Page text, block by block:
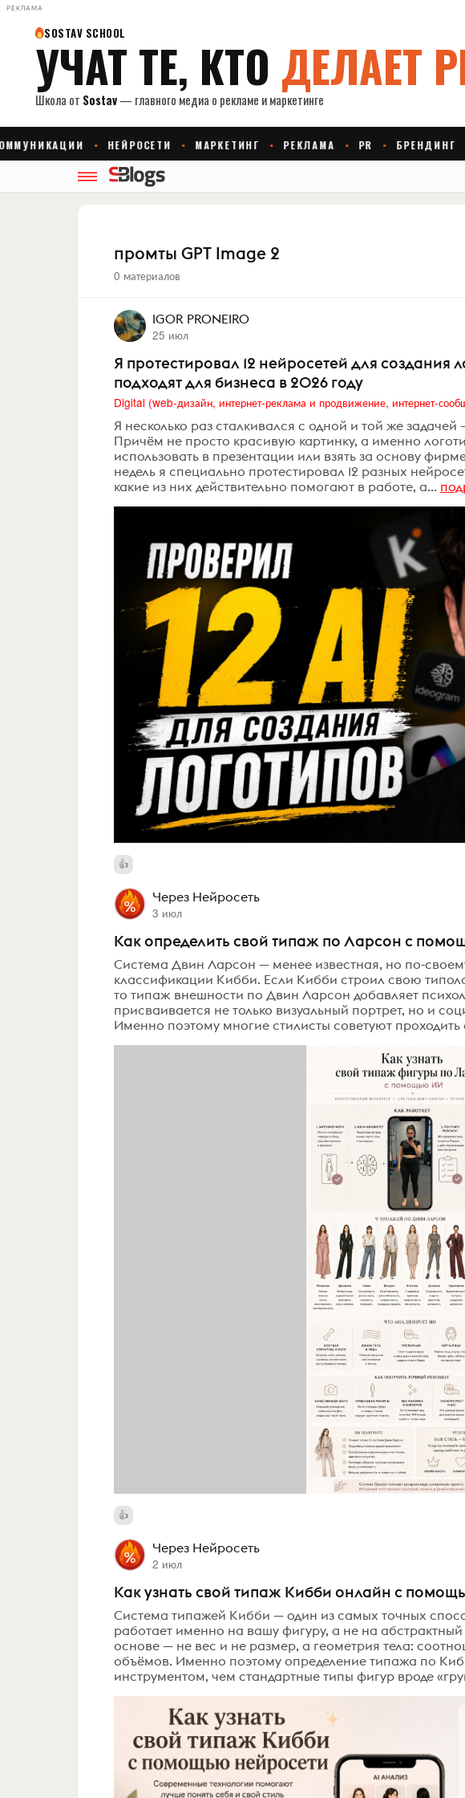
РЕКЛАМА
промты GPT Image 2
0 материалов
IGOR PRONEIRO
25 июл
Я протестировал 12 нейросетей для создания
подходят для бизнеса в 2026 году
Я несколько раз сталкивался с одной и той же
Причём не просто красивую картинку, а именно
использовать в презентации или взять за основу
недель я специально протестировал 12 разных
какие из них действительно помогают в работе, а...
Через Нейросеть
3 июл
Как определить свой типаж по Ларсон с
Система Двин Ларсон — менее известная, но по-
классификации Кибби. Если Кибби строил свою
то типаж внешности по Двин Ларсон добавляет
присваивается не только визуальный портрет, но и
Именно поэтому многие стилисты советуют проходить
Через Нейросеть
2 июл
Как узнать свой типаж Кибби онлайн с
Система типажей Кибби — один из самых точных
работает именно на вашу фигуру, а не на абстрактный
основе — не вес и не размер, а геометрия тела:
объёмов. Именно поэтому определение типажа по
инструментом, чем стандартные типы фигур вроде